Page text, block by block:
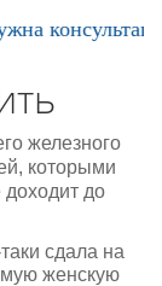
железного
которыми
доходит до
сдала на
женскую